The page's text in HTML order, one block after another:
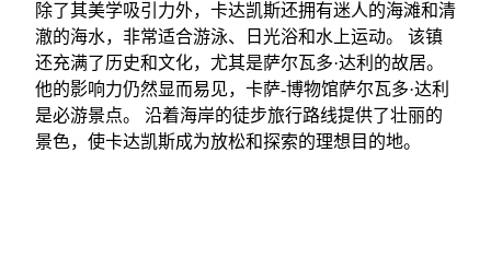
除了其美学吸引力外，卡达凯斯还拥有迷人的海滩和清
澈的海水，非常适合游泳、日光浴和水上运动。 该镇
还充满了历史和文化，尤其是萨尔瓦多·达利的故居。
他的影响力仍然显而易见，卡萨-博物馆萨尔瓦多·达利
是必游景点。 沿着海岸的徒步旅行路线提供了壮丽的
景色，使卡达凯斯成为放松和探索的理想目的地。